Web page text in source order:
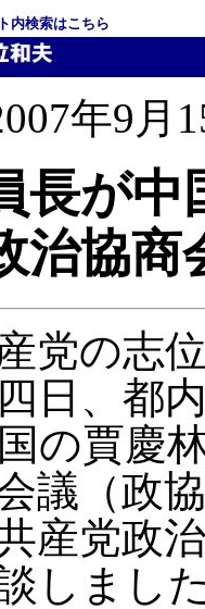
内検索はこちら
年9月
長が中
治協
党の志
日、都
の賈慶
議（政
産党政
しまし